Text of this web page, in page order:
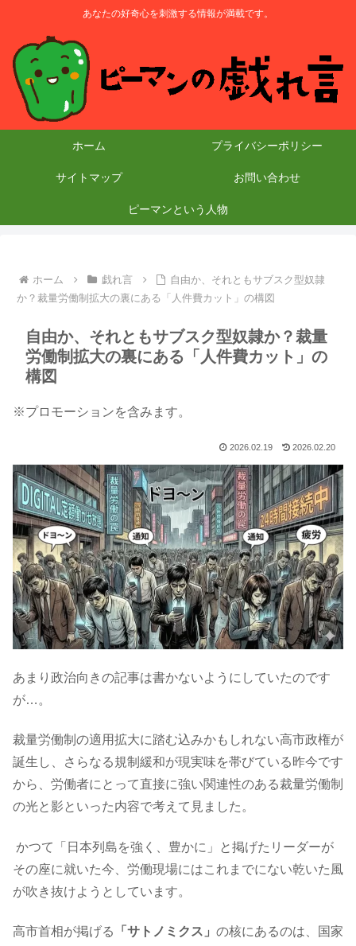
あなたの好奇心を刺激する情報が満載です。
ホーム プライバシーポリシー
サイトマップ お問い合わせ
ピーマンという人物
ホーム 戯れ言
自由か、それともサブスク型奴隷
か？裁量労働制拡大の裏にある「人件費カット」の構図
自由か、それともサブスク型奴隷か？裁量
労働制拡大の裏にある「人件費カット」の
構図
※プロモーションを含みます。
2026.02.19 2026.02.20
あまり政治向きの記事は書かないようにしていたのです
が…。
裁量労働制の適用拡大に踏む込みかもしれない高市政権が
誕生し、さらなる規制緩和が現実味を帯びている昨今です
から、労働者にとって直接に強い関連性のある裁量労働制
の光と影といった内容で考えて見ました。
かつて「日本列島を強く、豊かに」と掲げたリーダーが
その座に就いた今、労働現場にはこれまでにない乾いた風
が吹き抜けようとしています。
高市首相が掲げる 「サトノミクス」 の核にあるのは、国家